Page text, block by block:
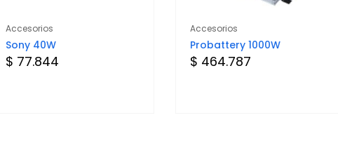
Accesorios
Sony 40W
$ 77.844
Accesorios
Probattery 1000W
$ 464.787